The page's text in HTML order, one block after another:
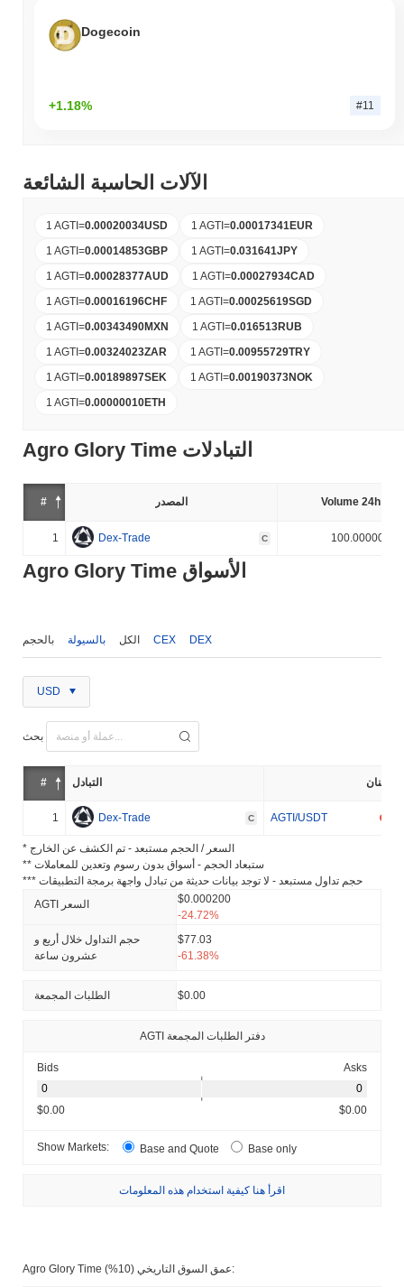
Dogecoin
+1.18% #11
الآلات الحاسبة الشائعة
1 AGTI=0.00020034USD 1 AGTI=0.00017341EUR
1 AGTI=0.00014853GBP 1 AGTI=0.031641JPY
1 AGTI=0.00028377AUD 1 AGTI=0.00027934CAD
1 AGTI=0.00016196CHF 1 AGTI=0.00025619SGD
1 AGTI=0.00343490MXN 1 AGTI=0.016513RUB
1 AGTI=0.00324023ZAR 1 AGTI=0.00955729TRY
1 AGTI=0.00189897SEK 1 AGTI=0.00190373NOK
1 AGTI=0.00000010ETH
Agro Glory Time التبادلات
# المصدر Volume 24h (%)
1 Dex-Trade C 100.000000%
Agro Glory Time الأسواق
بالحجم بالسيولة الكل CEX DEX
USD
بحث
# التبادل إثنان
1 Dex-Trade C AGTI/USDT
* السعر / الحجم مستبعد - تم الكشف عن الخارج
** ستبعاد الحجم - أسواق بدون رسوم وتعدين للمعاملات
*** حجم تداول مستبعد - لا توجد بيانات حديثة من تبادل واجهة برمجة التطبيقات
AGTI السعر
$0.000200
-24.72%
حجم التداول خلال أربع و
عشرون ساعة
$77.03
-61.38%
الطلبات المجمعة $0.00
AGTI دفتر الطلبات المجمعة
Bids Asks
$0.00 $0.00
Show Markets: Base and Quote Base only
اقرأ هنا كيفية استخدام هذه المعلومات
Agro Glory Time عمق السوق التاريخي (10%):